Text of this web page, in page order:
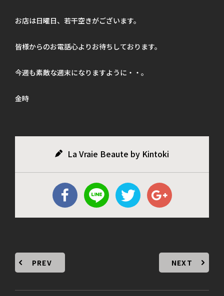
お店は日曜日、若干空きがございます。
皆様からのお電話心よりお待ちしております。
今週も素敵な週末になりますように・・。
金時
La Vraie Beaute by Kintoki
PREV NEXT